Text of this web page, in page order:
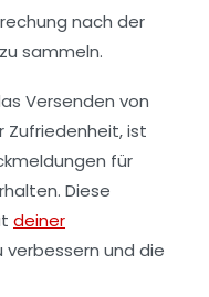
nach der
sammeln.
Versenden von
Zufriedenheit, ist
für
Diese
deiner
und die